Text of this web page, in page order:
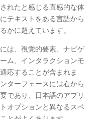
れたと感じる直感的な体
テキストをある言語から
かに超えています。
は、視覚的要素、ナビゲ
ム、インタラクションモ
応することが含まれま
ターフェースには右から
であり、日本語のアプリ
オプションと異なるスペ